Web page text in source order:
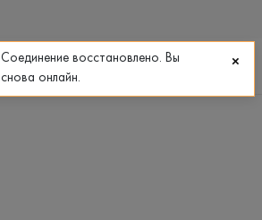
0
Соединение восстановлено. Вы
снова онлайн.